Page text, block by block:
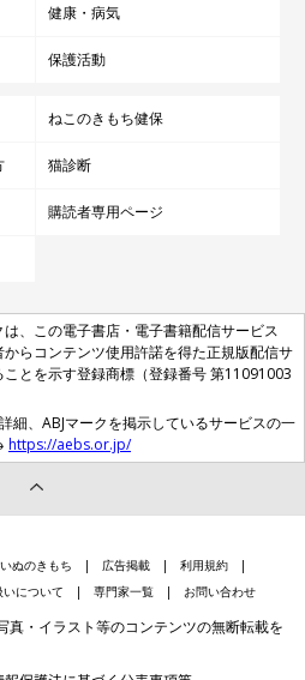
せてくれるどらみちゃんは、中身も
した♪
で仲良くじゃれ合っていた2匹の
写真と比較し「子猫のときはあっ
感
旧Twitter）ユーザー@dorami_chikuwaさんが
の2匹の写真を比べると、成長ぶりに思わずほ
（@dorami_chikuwa さん）
承をいただいたうえで制作してい
健康・病気
保護活動
ねこのきもち健保
猫診断
購読者専用ページ
は、この電子書店・電子書籍配信サービス
らコンテンツ使用許諾を得た正規版配信サ
ことを示す登録商標（登録番号 第11091003
細、ABJマークを掲示しているサービスの一
https://aebs.or.jp/
いぬのきもち 広告掲載
利用規約
について 専門家一覧 お問い合わせ
真・イラスト等のコンテンツの無断転載を